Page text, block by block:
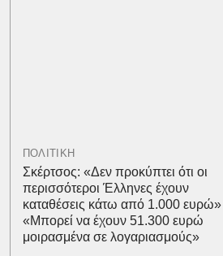
ΠΟΛΙΤΙΚΗ
Σκέρτσος: «Δεν προκύπτει ότι οι
περισσότεροι Έλληνες έχουν
καταθέσεις κάτω από 1.000
«Μπορεί να έχουν 51.300 ευρώ
μοιρασμένα σε λογαριασμούς»